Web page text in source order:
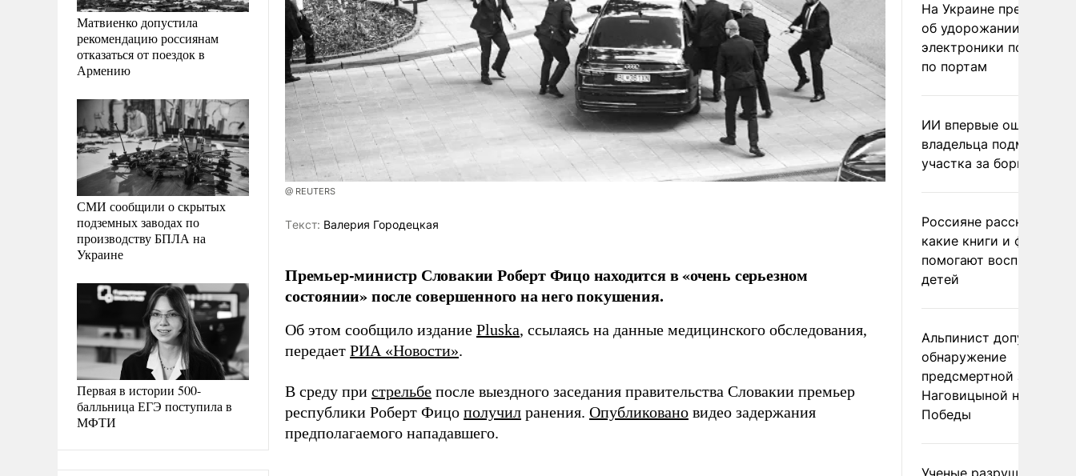
Матвиенко допустила
рекомендацию россиянам
отказаться от поездок в
Армению
СМИ сообщили о скрытых
подземных заводах по
производству БПЛА на
Украине
Первая в истории 500-
балльница ЕГЭ поступила в
МФТИ
@ REUTERS
Tекст: Валерия Городецкая
Премьер-министр Словакии Роберт Фицо находится в «очень серьезном
состоянии» после совершенного на него покушения.
Об этом сообщило издание Pluska, ссылаясь на данные медицинского обследования,
передает РИА «Новости».
В среду при стрельбе после выездного заседания правительства Словакии премьер
республики Роберт Фицо получил ранения. Опубликовано видео задержания
предполагаемого нападавшего.
На Украине
об удорожании
электроники после
по портам
ИИ впервые
владельца
участка за борщевик
Россияне рассказали,
какие книги и фильмы
помогают воспитывать
детей
Альпинист допустил
обнаружение
предсмертной записки
Наговицыной на пике
Победы
Ученые разрушили миф